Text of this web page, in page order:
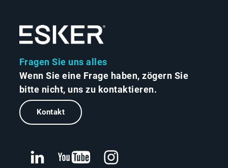
Fragen Sie uns alles
Wenn Sie eine Frage haben, zögern Sie
bitte nicht, uns zu kontaktieren.
Kontakt